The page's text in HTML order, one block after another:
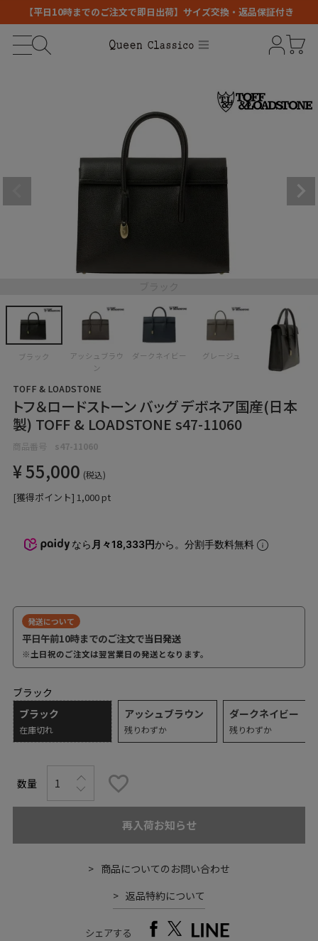
【平日10時までのご注文で即日出荷】サイズ交換・返品保証付き
ブラック
アッシュブラウ
ン
ダークネイビー グレージュ
TOFF & LOADSTONE
トフ＆ロードストーン バッグ デボネア国産(日本
製) TOFF & LOADSTONE s47-11060
商品番号 s47-11060
¥55,000 税込
[獲得ポイント] 1,000 pt
なら 月々18,333円から。分割手数料無料
発送について
平日午前10時までのご注文で当日発送
※土日祝のご注文は翌営業日の発送となります。
ブラック
ブラック
在庫切れ
アッシュブラウン
残りわずか
ダークネイビー
残りわずか
再入荷お知らせ
商品についてのお問い合わせ
返品特約について
シェアする